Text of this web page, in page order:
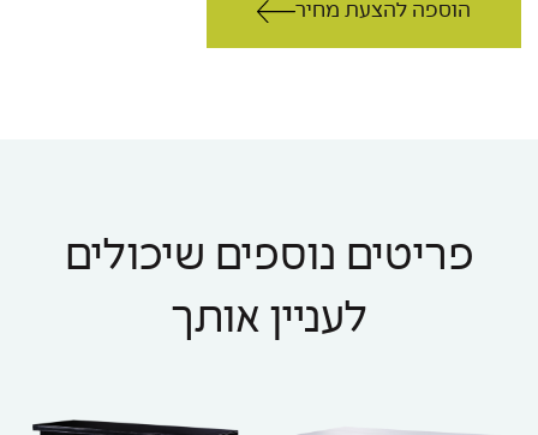
הוספה להצעת מחיר
פריטים נוספים שיכולים
לעניין אותך